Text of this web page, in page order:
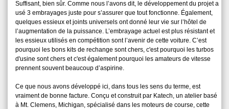
Suffisant, bien sûr. Comme nous l’avons dit, le développement du projet a
usé 3 embrayages juste pour s’assurer que tout fonctionne. Également,
quelques essieux et joints universels ont donné leur vie sur l’hôtel de
l’augmentation de la puissance. L’embrayage actuel est plus résistant et
les essieux utilisés en compétition sont l’avenir de cette voiture. C’est
pourquoi les bons kits de rechange sont chers, c'est pourquoi les turbos
d'usine sont chers et c'est également pourquoi les amateurs de vitesse
prennent souvent beaucoup d’aspirine.
Ce que nous avons développé ici, dans tous les sens du terme, est
vraiment de bonne facture. Conçu et construit par Katech, un atelier basé
à Mt. Clemens, Michigan, spécialisé dans les moteurs de course, cette